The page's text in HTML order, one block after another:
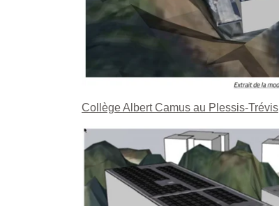
Collège Albert Camus au Plessis-Trévis